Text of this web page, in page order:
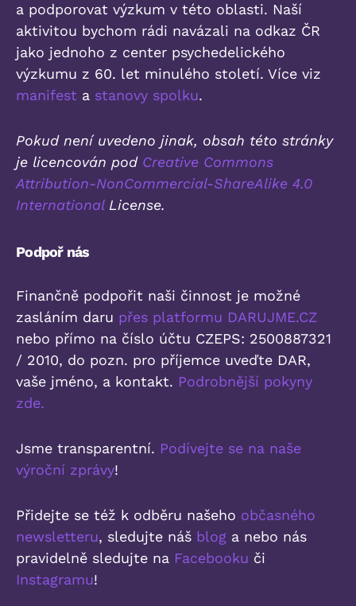
a podporovat výzkum v této oblasti. Naší
aktivitou bychom rádi navázali na odkaz ČR
jako jednoho z center psychedelického
výzkumu z 60. let minulého století. Více viz
manifest a stanovy spolku.
Pokud není uvedeno jinak, obsah této stránky
je licencován pod Creative Commons
Attribution-NonCommercial-ShareAlike 4.0
InternationalLicense.
Podpoř nás
Finančně podpořit naši činnost je možné
zasláním daru přes platformu DARUJME.CZ
nebo přímo na číslo účtu CZEPS: 2500887321
/ 2010, do pozn. pro příjemce uveďte DAR,
vaše jméno, a kontakt. Podrobnější pokyny
zde.
Jsme transparentní. Podívejte se na naše
výroční zprávy!
Přidejte se též k odběru našeho občasného
newsletteru, sledujte náš blog a nebo nás
pravidelně sledujte na Facebooku či
Instagramu!